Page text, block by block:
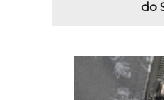
do